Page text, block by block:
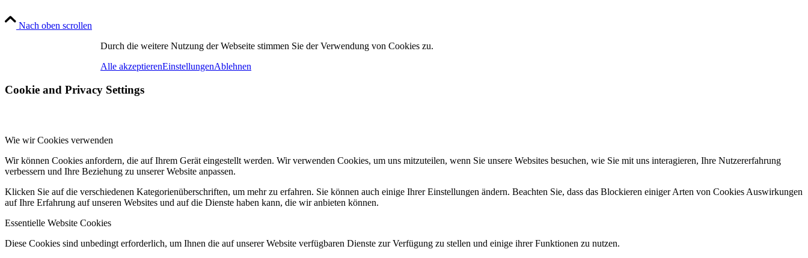
Nach oben scrollen
Durch die weitere Nutzung der Webseite stimmen Sie der Verwendung von Cookies zu.
Alle akzeptierenEinstellungenAblehnen
Cookie and Privacy Settings
Wie wir Cookies verwenden
Wir können Cookies anfordern, die auf Ihrem Gerät eingestellt werden. Wir verwenden Cookies, um uns mitzuteilen, wenn Sie unsere Websites besuchen, wie Sie mit uns interagieren, Ihre Nutzererfahrung
verbessern und Ihre Beziehung zu unserer Website anpassen.
Klicken Sie auf die verschiedenen Kategorienüberschriften, um mehr zu erfahren. Sie können auch einige Ihrer Einstellungen ändern. Beachten Sie, dass das Blockieren einiger Arten von Cookies Auswirkungen
auf Ihre Erfahrung auf unseren Websites und auf die Dienste haben kann, die wir anbieten können.
Essentielle Website Cookies
Diese Cookies sind unbedingt erforderlich, um Ihnen die auf unserer Website verfügbaren Dienste zur Verfügung zu stellen und einige ihrer Funktionen zu nutzen.